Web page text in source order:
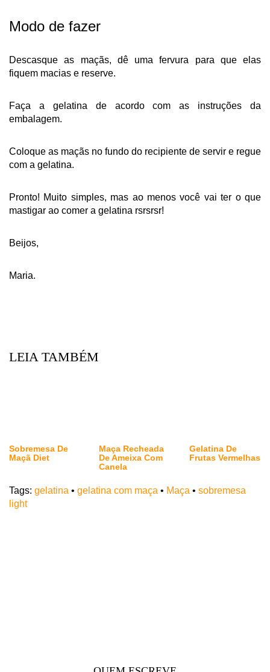
Modo de fazer
Descasque as maçãs, dê uma fervura para que elas
fiquem macias e reserve.
Faça a gelatina de acordo com as instruções da
embalagem.
Coloque as maçãs no fundo do recipiente de servir e regue
com a gelatina.
Pronto! Muito simples, mas ao menos você vai ter o que
mastigar ao comer a gelatina rsrsrsr!
Beijos,
Maria.
LEIA TAMBÉM
Sobremesa De
Maçã Diet
Maça Recheada
De Ameixa Com
Canela
Gelatina De
Frutas Vermelhas
Tags: gelatina • gelatina com maça • Maça • sobremesa
light